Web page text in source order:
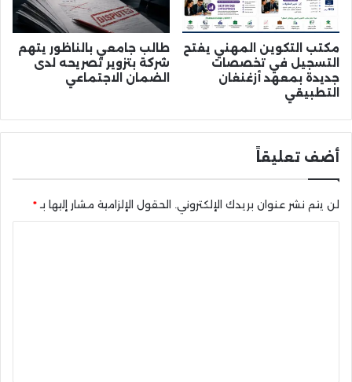
مكتب التكوين المهني يفتح
التسجيل في تخصصات
جديدة بمعهد أزغنغان
التطبيقي
طالب جامعي بالناظور يتهم
شركة بتزوير تصريحه لدى
الضمان الاجتماعي
أضف تعليقاً
لن يتم نشر عنوان بريدك الإلكتروني. الحقول الإلزامية مشار إليها بـ *